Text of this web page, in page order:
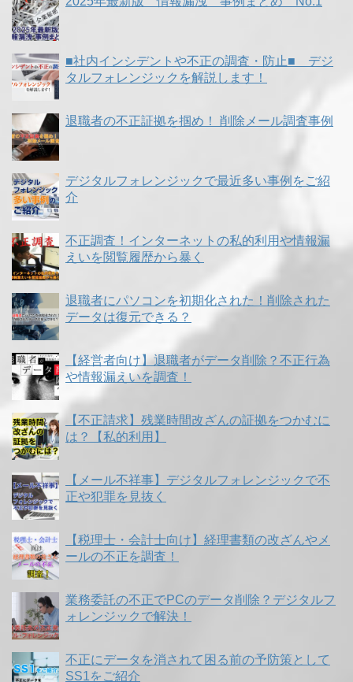
■社内インシデントや不正の調査・防止■ デジ
タルフォレンジックを解説します！
退職者の不正証拠を掴め！ 削除メール調査事例
デジタルフォレンジックで最近多い事例をご紹
介
不正調査！インターネットの私的利用や情報漏
えいを閲覧履歴から暴く
退職者にパソコンを初期化された！削除された
データは復元できる？
【経営者向け】退職者がデータ削除？不正行為
や情報漏えいを調査！
【不正請求】残業時間改ざんの証拠をつかむに
は？【私的利用】
【メール不祥事】デジタルフォレンジックで不
正や犯罪を見抜く
【税理士・会計士向け】経理書類の改ざんやメ
ールの不正を調査！
業務委託の不正でPCのデータ削除？デジタルフ
ォレンジックで解決！
不正にデータを消されて困る前の予防策として
SS1をご紹介